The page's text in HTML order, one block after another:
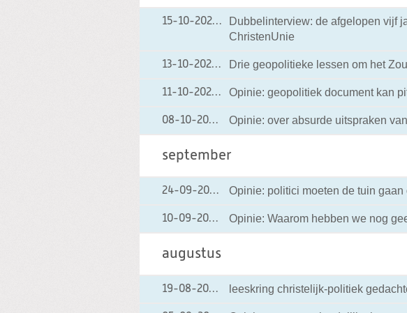
15-10-202115-10-2021 11:25
Dubbelinterview: de afgelopen vijf
ChristenUnie
13-10-202113-10-2021 16:07
Drie geopolitieke lessen om het
11-10-202111-10-2021 10:38
Opinie: geopolitiek document kan
08-10-2021 08-10-2021 19:22
Opinie: over absurde uitspraken
september
24-09-2021 24-09-2021 12:01
Opinie: politici moeten de tuin gaan
10-09-2021 10-09-2021 21:29
Opinie: Waarom hebben we nog
augustus
19-08-2021 19-08-2021 15:32
leeskring christelijk-politiek